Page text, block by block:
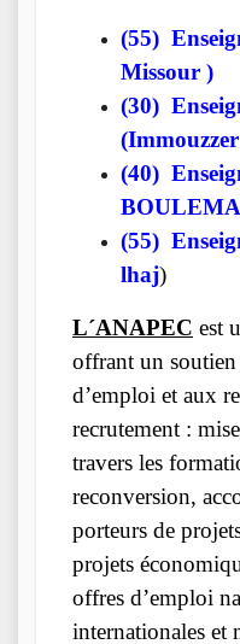
(55)
Missour )
(30)
(40)
(55)
lhaj)
L´ANAPEC est
offrant un
d’emploi et aux
recrutement :
travers les
reconversion,
porteurs de
projets
offres d’emploi
internationales et